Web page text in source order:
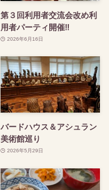
第３回利用者交流会改め利
用者パーティ開催‼
2026年6月16日
バードハウス＆アシュラン
美術館巡り
2026年5月29日